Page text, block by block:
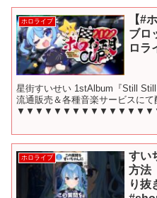
ホロライブ
【#
ブロ
ロラ
星街すいせい 1stAlbum『Still
流通販売＆各種音楽サービスにて
ホロライブ
すい
方法
り抜